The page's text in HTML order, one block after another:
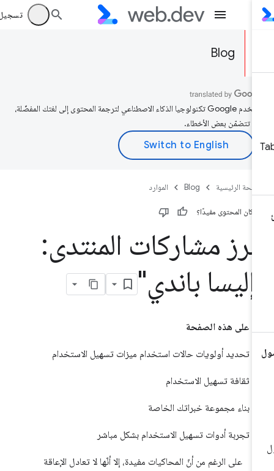
تسجيل
Blog
تستخدم Google تكنولوجيا الذكاء الاصطناعي لترجمة المحتوى إلى لغتك المفضّلة،
تتضمّن بعض الأخطاء.
الرئيسية Blog الموارد
كان المحتوى مفيدًا؟
مشاركات المنتدى:
باندي"
على هذه الصفحة
تحديد أولويات حالات استخدام ميزات تسهيل الاستخدام
ثقافة تسهيل الاستخدام
بناء مجموعة خبراتك الخاصة
تجربة أدوات تسهيل الاستخدام بشكل مباشر
على الرغم من أنّ المحاكيات مفيدة، إلا أنّها لا تعادل الإعاقة